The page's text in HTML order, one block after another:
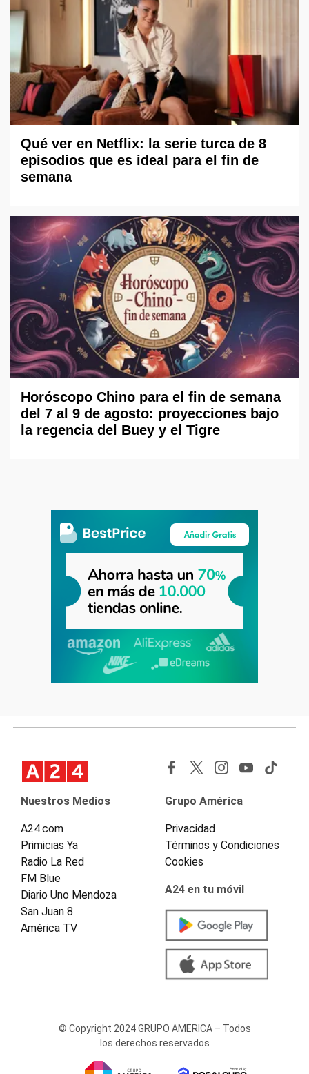
Qué ver en Netflix: la serie turca de 8
episodios que es ideal para el fin de
semana
Horóscopo Chino para el fin de semana
del 7 al 9 de agosto: proyecciones bajo
la regencia del Buey y el Tigre
Nuestros Medios
A24.com
Primicias Ya
Radio La Red
FM Blue
Diario Uno Mendoza
San Juan 8
América TV
Grupo América
Privacidad
Términos y Condiciones
Cookies
A24 en tu móvil
© Copyright 2024 GRUPO AMERICA – Todos
los derechos reservados